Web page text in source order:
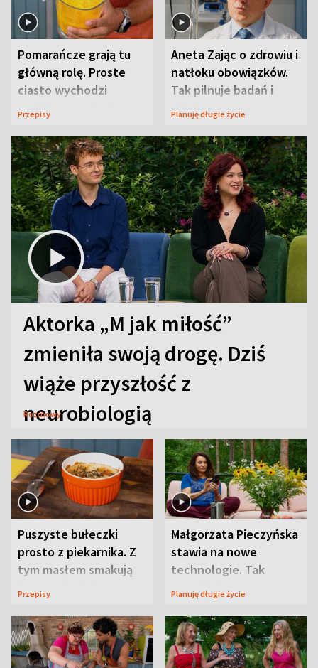
Pomarańcze grają tu
główną rolę. Proste
ciasto wychodzi
wyjątkowo wilgotne
Przepisy
Aneta Zając o zdrowiu i
natłoku obowiązków.
Tak pilnuje badań i
wizyt
Planuję długie życie
Aktorka „M jak miłość”
zmieniła swoją drogę. Dziś
wiąże przyszłość z
neurobiologią
Rozmowy
Puszyste bułeczki
prosto z piekarnika. Z
tym masłem smakują
jeszcze lepiej
Przepisy
Małgorzata Pieczyńska
stawia na nowe
technologie. Tak
organizuje sprawy
Planuję długie życie